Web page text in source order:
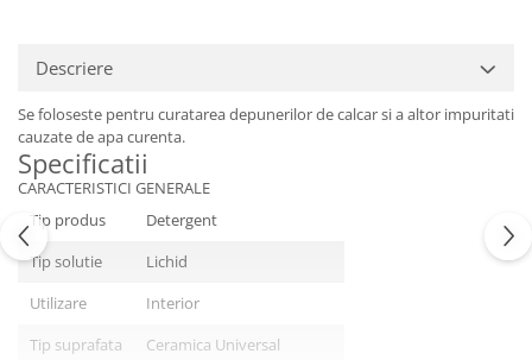
Descriere
Se foloseste pentru curatarea depunerilor de calcar si a altor impuritati
cauzate de apa curenta.
Specificatii
CARACTERISTICI GENERALE
Tip produs
Detergent
Tip solutie
Lichid
Utilizare
Interior
Tip suprafata
Ceramica Universal